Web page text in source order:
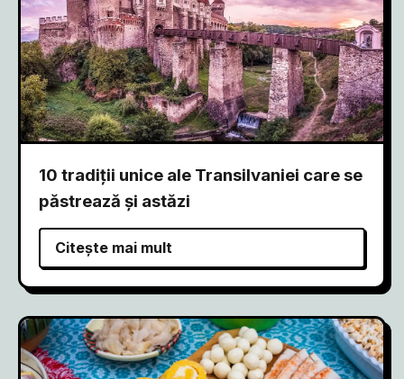
10 tradiții unice ale Transilvaniei care se
păstrează și astăzi
Citește mai mult